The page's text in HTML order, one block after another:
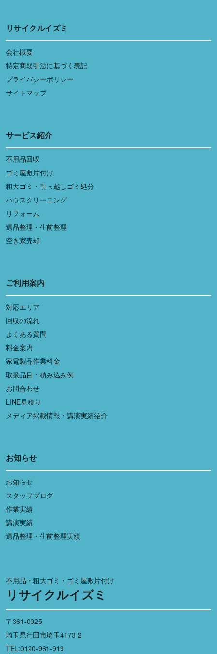
リサイクルイズミ
会社概要
特定商取引法に基づく表記
プライバシーポリシー
サイトマップ
サービス紹介
不用品回収
ゴミ屋敷片付け
粗大ゴミ・引っ越しゴミ処分
ハウスクリーニング
リフォーム
遺品整理・生前整理
空き家売却
ご利用案内
対応エリア
回収の流れ
よくある質問
料金案内
家電製品作業料金
取扱品目・積み込み例
お問合わせ
LINE見積り
メディア掲載情報・講演実績紹介
お知らせ
お知らせ
スタッフブログ
作業実績
講演実績
遺品整理・生前整理実績
不用品・粗大ゴミ・ゴミ屋敷片付け
リサイクルイズミ
〒361-0025
埼玉県行田市埼玉4173-2
TEL:0120-961-919